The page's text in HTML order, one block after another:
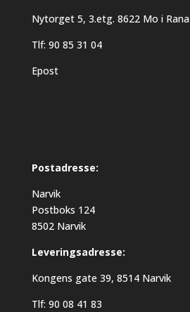
Nytorget 5, 3.etg. 8622 Mo i Rana
Tlf: 90 85 31 04
Epost
Postadresse:
Narvik
Postboks 124
8502 Narvik
Leveringsadresse:
Kongens gate 39, 8514 Narvik
Tlf: 90 08 41 83